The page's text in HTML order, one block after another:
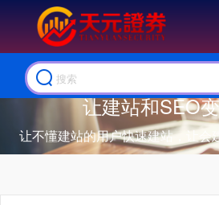
让建站和SEO
让不懂建站的用户快速建站，让会